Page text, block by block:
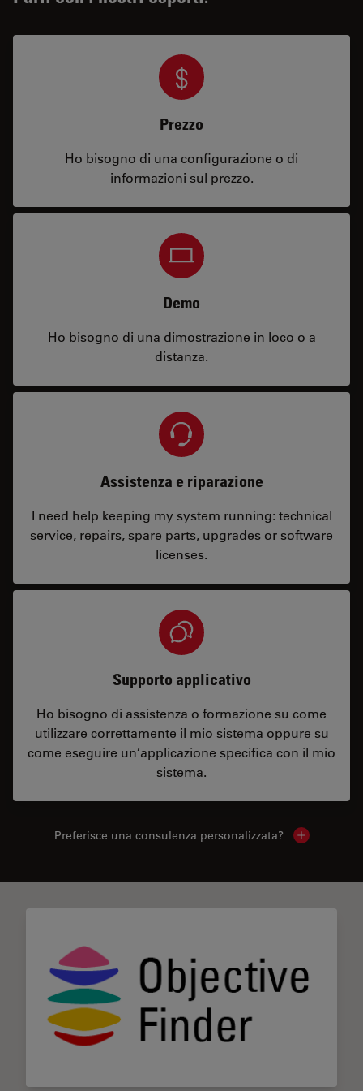
Prezzo
Ho bisogno di una configurazione o di
informazioni sul prezzo.
Demo
Ho bisogno di una dimostrazione in loco o a
distanza.
Assistenza e riparazione
I need help keeping my system running: technical
service, repairs, spare parts, upgrades or software
licenses.
Supporto applicativo
Ho bisogno di assistenza o formazione su come
utilizzare correttamente il mio sistema oppure su
come eseguire un’applicazione specifica con il mio
sistema.
Preferisce una consulenza personalizzata? Show local